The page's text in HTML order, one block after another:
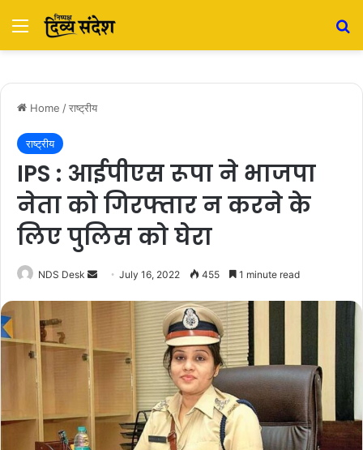
Menu
Home /राष्ट्रीय
राष्ट्रीय
IPS : आईपीएस रूपा ने भाजपा
नेता को गिरफ्तार न करने के
लिए पुलिस को घेरा
NDS Desk
a
July 16, 2022 455 1 minute read